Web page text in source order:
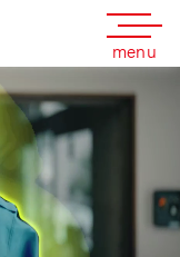
menu